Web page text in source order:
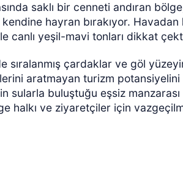
saklı bir cenneti andıran
hayran bırakıyor.
canlı yeşil-mavi tonları dikkat
sıralanmış çardaklar ve göl
aratmayan turizm
sularla buluştuğu eşsiz
halkı ve ziyaretçiler için
ÖZEL HABER